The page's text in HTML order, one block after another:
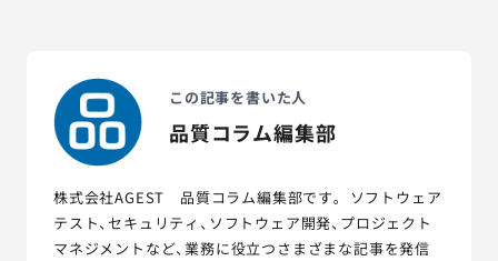
この記事を書いた人
品質コラム編集部
株式会社AGEST 品質コラム編集部です。 ソフトウェア
テスト、セキュリティ、ソフトウェア開発、プロジェクト
マネジメントなど、業務に役立つさまざまな記事を発信